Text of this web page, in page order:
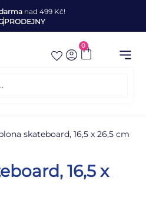
nad 499 Kč!
PRODEJNY
0
skateboard, 16,5 x 26,5 cm
16,5 x